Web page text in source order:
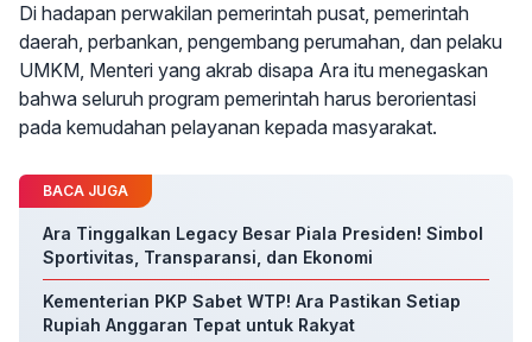
Di hadapan perwakilan pemerintah pusat, pemerintah
daerah, perbankan, pengembang perumahan, dan pelaku
UMKM, Menteri yang akrab disapa Ara itu menegaskan
bahwa seluruh program pemerintah harus berorientasi
pada kemudahan pelayanan kepada masyarakat.
BACA JUGA
Ara Tinggalkan Legacy Besar Piala Presiden! Simbol
Sportivitas, Transparansi, dan Ekonomi
Kementerian PKP Sabet WTP! Ara Pastikan Setiap
Rupiah Anggaran Tepat untuk Rakyat